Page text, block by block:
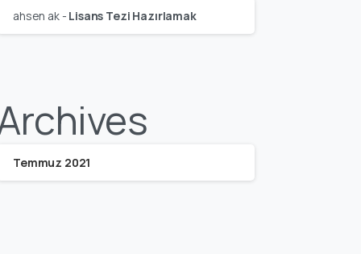
ahsen ak- Lisans Tezi Hazırlamak
Temmuz 2021